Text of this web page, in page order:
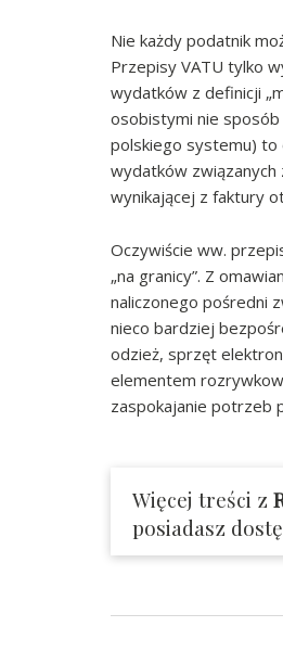
Nie każdy podatnik
Przepisy VATU tylko
wydatków z definicji
osobistymi nie sposób
polskiego systemu) to
wydatków
wynikającej z faktury
Oczywiście ww.
„na granicy”. Z
naliczonego pośredni
nieco bardziej
odzież, sprzęt
elementem
zaspokajanie potrzeb
Więcej treści z
posiadasz